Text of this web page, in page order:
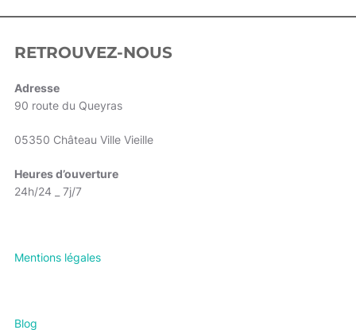
RETROUVEZ-NOUS
Adresse
90 route du Queyras
05350 Château Ville Vieille
Heures d’ouverture
24h/24 _ 7j/7
Mentions légales
Blog